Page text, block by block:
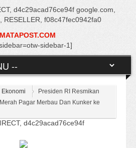
d4c29acad76ce94f google.com,
RESELLER, f08c47fec0942fa0
sidebar-1]
Ekonomi
Presiden RI Resmikan
Pagar Merbau Dan Kunker ke
d4c29acad76ce94f